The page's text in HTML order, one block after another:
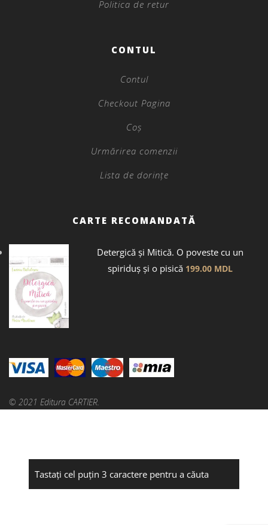
Politica de retur
CONTUL
Contul
Checkout Pagina
Coș
Urmărirea comenzii
Lista de dorințe
CARTE RECOMANDATĂ
Detergică și Mitică. O poveste cu un
spiriduș și o pisică 199.00 MDL
© 2021 Editura CARTIER.